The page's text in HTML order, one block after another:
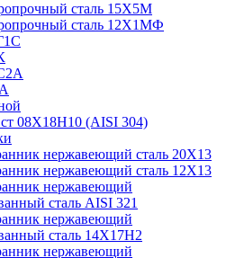
сталь 15Х5М
сталь 12Х1МФ
08Х18Н10 (AISI 304)
нержавеющий сталь 20Х13
нержавеющий сталь 12Х13
нержавеющий
сталь AISI 321
нержавеющий
сталь 14Х17Н2
нержавеющий